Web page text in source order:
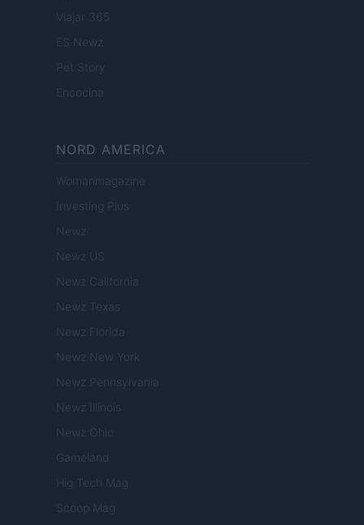
Viajar 365
ES Newz
Pet Story
Encocina
NORD AMERICA
Womanmagazine
Investing Plus
Newz
Newz US
Newz California
Newz Texas
Newz Florida
Newz New York
Newz Pennsylvania
Newz Illinois
Newz Ohio
Gameland
Hig Tech Mag
Scoop Mag